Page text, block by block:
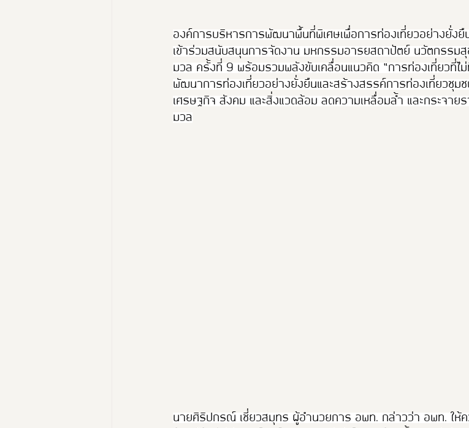
องค์การบริหารการพัฒนาพื้นที่พิเศษเพื่อการท่องเที่ยวอย่างยั่ง
เข้าร่วมสนับสนุนการจัดงาน มหกรรมอารยสถาปัตย์ นวัตกรรมสุ
มวล ครั้งที่ 9 พร้อมรวมพลังขับเคลื่อนแนวคิด “การท่องเที่ยวที่ไม่
พัฒนาการท่องเที่ยวอย่างยั่งยืนและสร้างสรรค์การท่องเที่ยวชุม
เศรษฐกิจ สังคม และสิ่งแวดล้อม ลดความเหลื่อมล้ำ และกระจาย
มวล
นายศิริปกรณ์ เชี่ยวสมุทร ผู้อำนวยการ อพท. กล่าวว่า อพท. ให้